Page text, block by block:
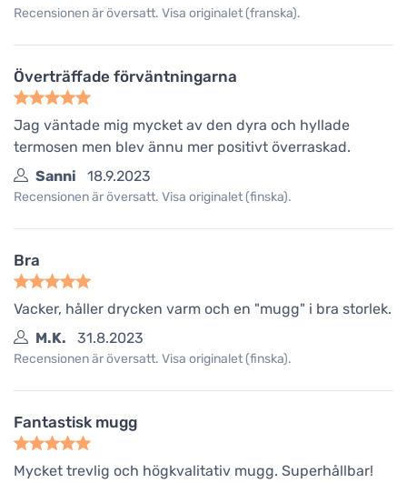
Recensionen är översatt. Visa originalet (franska).
Överträffade förväntningarna
Jag väntade mig mycket av den dyra och hyllade
termosen men blev ännu mer positivt överraskad.
Sanni
18.9.2023
Recensionen är översatt. Visa originalet (finska).
Bra
Vacker, håller drycken varm och en "mugg" i bra storlek.
M.K.
31.8.2023
Recensionen är översatt. Visa originalet (finska).
Fantastisk mugg
Mycket trevlig och högkvalitativ mugg. Superhållbar!